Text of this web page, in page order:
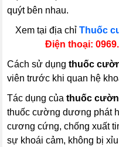
quýt bên nhau.
Xem tại địa chỉ Thuốc
Điện thoại:
Cách sử dụngthuốc
viên trước khi quan hệ
Tác dụng củathuốc
thuốc cường dương phát
cương cứng, chống xuất
sự khoái cảm, không bị